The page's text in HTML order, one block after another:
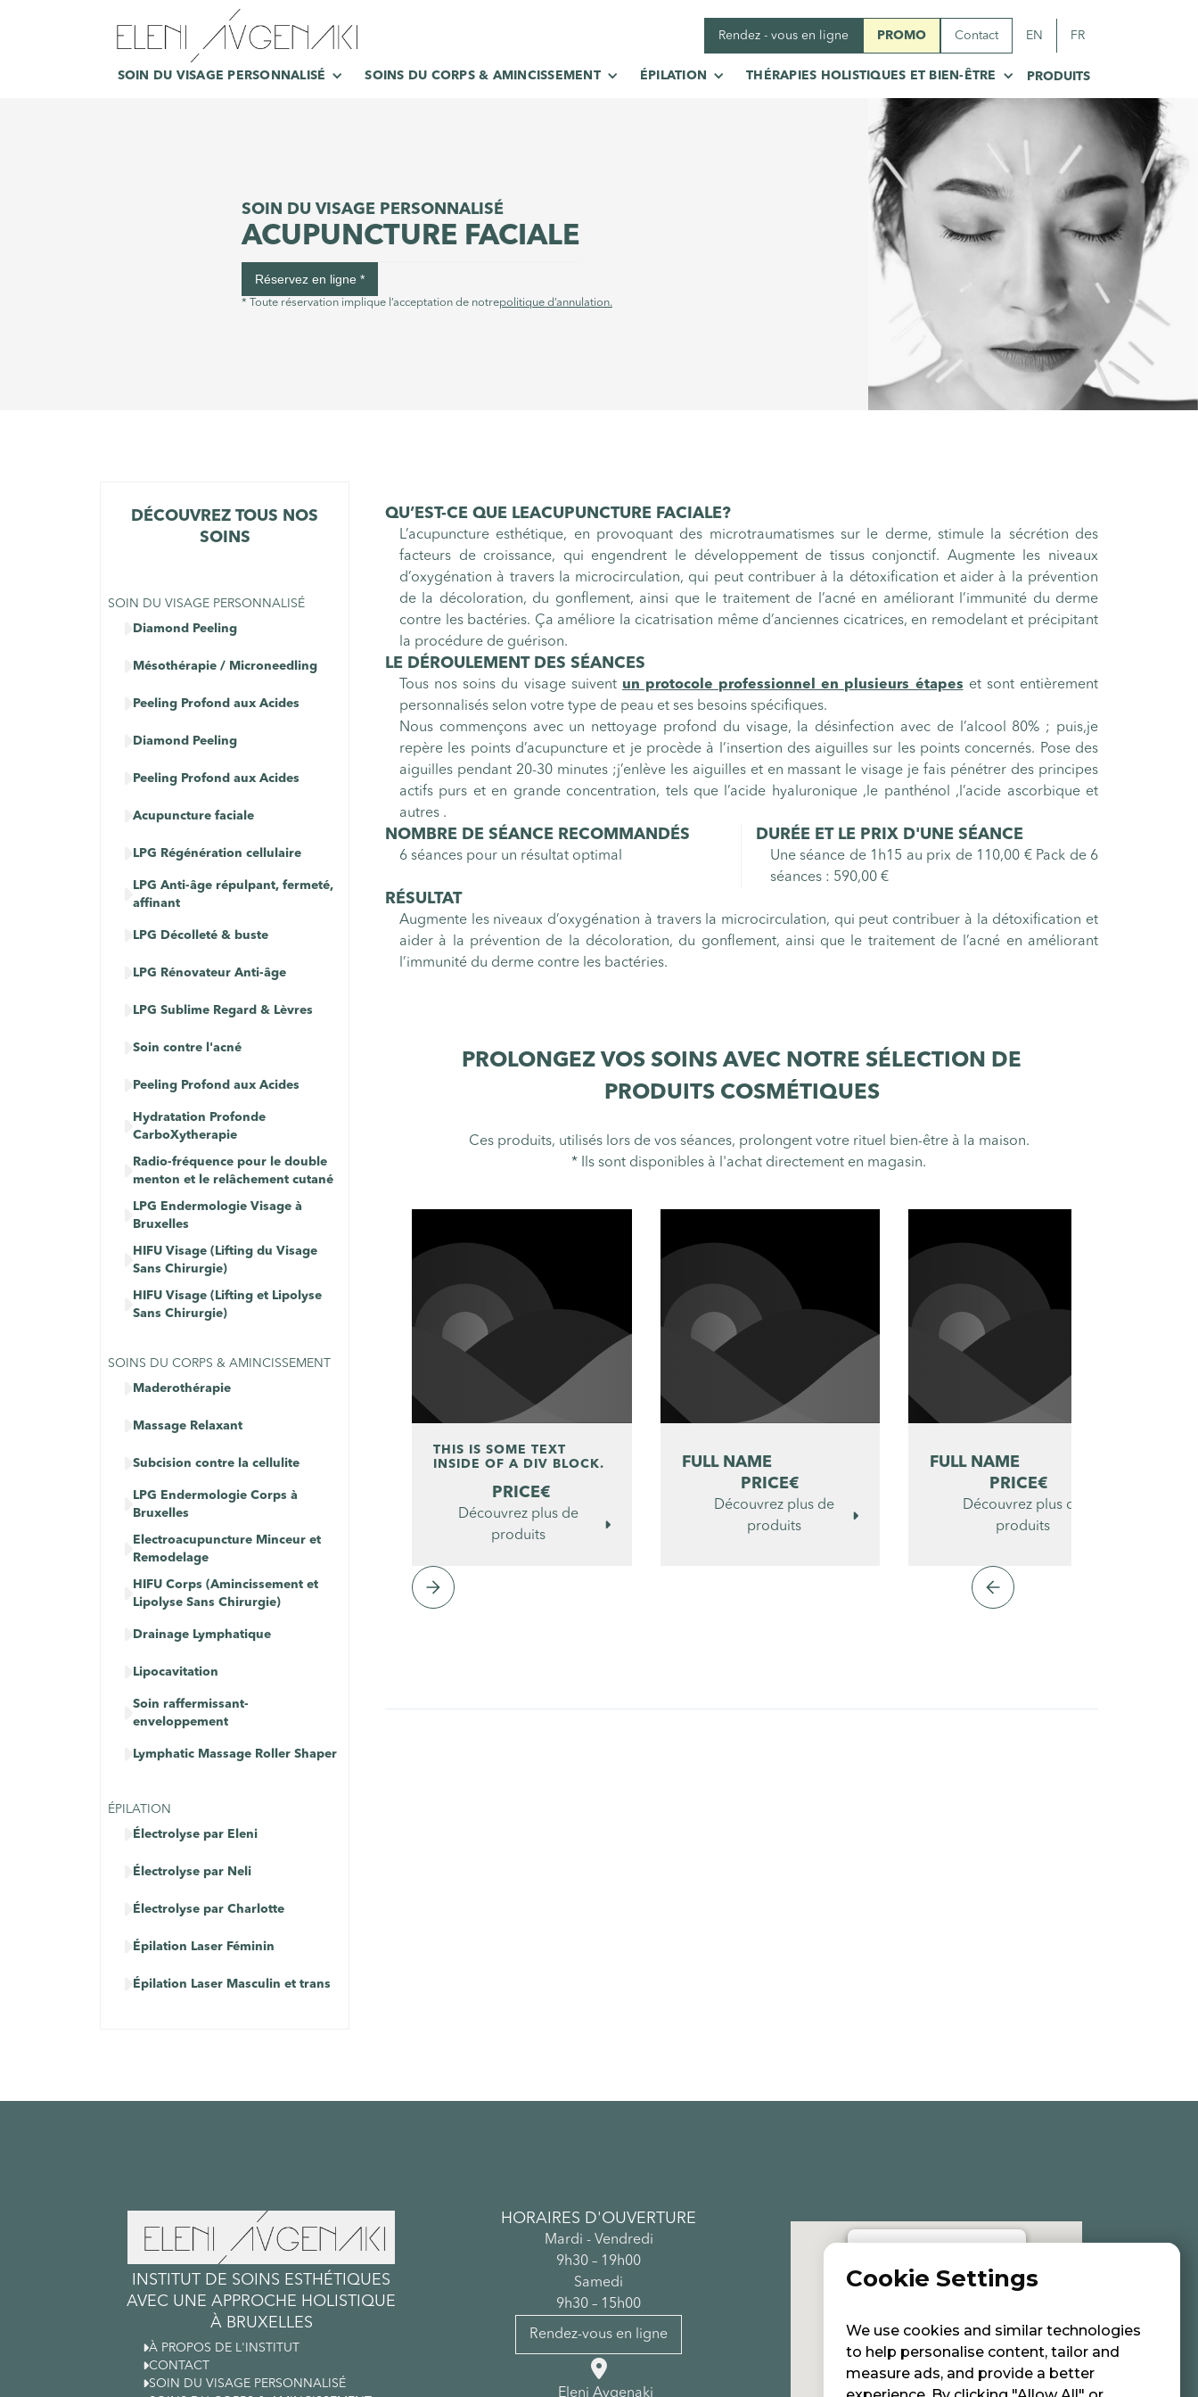
Rendez - vous en ligne PROMO Contact EN FR
SOIN DU VISAGE PERSONNALISÉ SOINS DU CORPS & AMINCISSEMENT ÉPILATION THÉRAPIES HOLISTIQUES ET BIEN-ÊTRE PRODUITS
SOIN DU VISAGE PERSONNALISÉ
ACUPUNCTURE FACIALE
Réservez en ligne *
* Toute réservation implique l’acceptation de notrepolitique d’annulation.
DÉCOUVREZ TOUS NOS
SOINS
ÉPILATION
Électrolyse par Eleni
Électrolyse par Neli
Électrolyse par Charlotte
Épilation Laser Féminin
Épilation Laser Masculin et trans
SOIN DU VISAGE PERSONNALISÉ
Diamond Peeling
Mésothérapie / Microneedling
Peeling Profond aux Acides
Diamond Peeling
Peeling Profond aux Acides
Acupuncture faciale
LPG Régénération cellulaire
LPG Anti-âge répulpant, fermeté,
affinant
LPG Décolleté & buste
LPG Rénovateur Anti-âge
LPG Sublime Regard & Lèvres
Soin contre l'acné
Peeling Profond aux Acides
Hydratation Profonde
CarboXytherapie
Radio-fréquence pour le double
menton et le relâchement cutané
LPG Endermologie Visage à
Bruxelles
HIFU Visage (Lifting du Visage
Sans Chirurgie)
HIFU Visage (Lifting et Lipolyse
Sans Chirurgie)
SOINS DU CORPS & AMINCISSEMENT
Maderothérapie
Massage Relaxant
Subcision contre la cellulite
LPG Endermologie Corps à
Bruxelles
Electroacupuncture Minceur et
Remodelage
HIFU Corps (Amincissement et
Lipolyse Sans Chirurgie)
Drainage Lymphatique
Lipocavitation
Soin raffermissant-
enveloppement
Lymphatic Massage Roller Shaper
QU’EST-CE QUE LEACUPUNCTURE FACIALE?
L’acupuncture esthétique, en provoquant des microtraumatismes sur le derme, stimule la sécrétion des
facteurs de croissance, qui engendrent le développement de tissus conjonctif. Augmente les niveaux
d’oxygénation à travers la microcirculation, qui peut contribuer à la détoxification et aider à la prévention
de la décoloration, du gonflement, ainsi que le traitement de l’acné en améliorant l’immunité du derme
contre les bactéries. Ça améliore la cicatrisation même d’anciennes cicatrices, en remodelant et précipitant
la procédure de guérison.
LE DÉROULEMENT DES SÉANCES
Tous nos soins du visage suivent un protocole professionnel en plusieurs étapes et sont entièrement
personnalisés selon votre type de peau et ses besoins spécifiques.
Nous commençons avec un nettoyage profond du visage, la désinfection avec de l’alcool 80% ; puis,je
repère les points d’acupuncture et je procède à l’insertion des aiguilles sur les points concernés. Pose des
aiguilles pendant 20-30 minutes ;j’enlève les aiguilles et en massant le visage je fais pénétrer des principes
actifs purs et en grande concentration, tels que l’acide hyaluronique ,le panthénol ,l’acide ascorbique et
autres .
NOMBRE DE SÉANCE RECOMMANDÉS
6 séances pour un résultat optimal
DURÉE ET LE PRIX D'UNE SÉANCE
Une séance de 1h15 au prix de 110,00 € Pack de 6
séances : 590,00 €
RÉSULTAT
Augmente les niveaux d’oxygénation à travers la microcirculation, qui peut contribuer à la détoxification et
aider à la prévention de la décoloration, du gonflement, ainsi que le traitement de l’acné en améliorant
l’immunité du derme contre les bactéries.
PROLONGEZ VOS SOINS AVEC NOTRE SÉLECTION DE
PRODUITS COSMÉTIQUES
Ces produits, utilisés lors de vos séances, prolongent votre rituel bien-être à la maison.
* Ils sont disponibles à l'achat directement en magasin.
THIS IS SOME TEXT
INSIDE OF A DIV BLOCK.
PRICE€
Découvrez plus de
produits

FULL NAME
PRICE€
Découvrez plus de
produits

FULL NAME
PRICE€
Découvrez plus de
produits
INSTITUT DE SOINS ESTHÉTIQUES
AVEC UNE APPROCHE HOLISTIQUE
À BRUXELLES
À PROPOS DE L'INSTITUT
CONTACT
SOIN DU VISAGE PERSONNALISÉ
HORAIRES D'OUVERTURE
Mardi - Vendredi
9h30 – 19h00
Samedi
9h30 – 15h00
Rendez-vous en ligne

Eleni Avgenaki
Institut de soins esthétiques avec
Cookie Settings
We use cookies and similar technologies
to help personalise content, tailor and
measure ads, and provide a better